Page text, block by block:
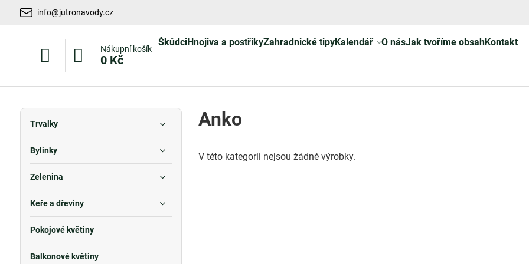
info@jutronavody.cz
Nákupní košík
0 Kč
ŠkůdciHnojiva a postřikyZahradnické tipyKalendář O násJak tvoříme obsahKontakt
Anko
V této kategorii nejsou žádné výrobky.
Trvalky
Bylinky
Zelenina
Keře a dřeviny
Pokojové květiny
Balkonové květiny